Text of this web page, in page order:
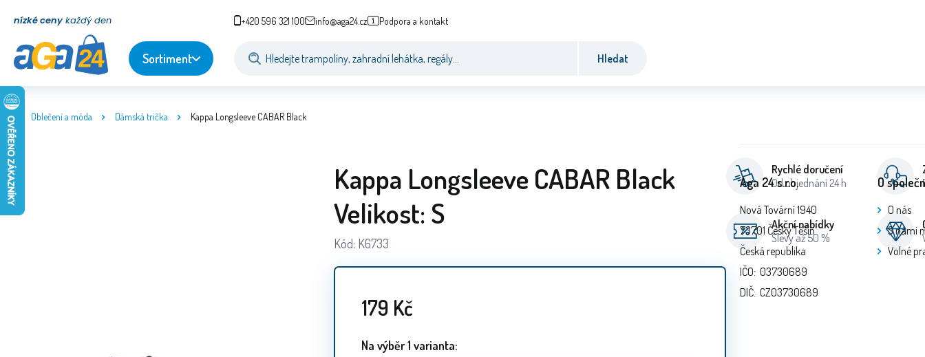
nízké ceny každý den +420 596 321 100 info@aga24.cz Podpora a kontakt
Sortiment Hledat
Oblečení a móda Dámská trička Kappa Longsleeve CABAR Black
Kappa Longsleeve CABAR Black
Velikost: S
Kód: K6733
179 Kč
Na výběr 1 varianta:
Rychlé doručení
Od objednání 24 h
Akční nabídky
Slevy až 50 %
Aga 24 s.r.o.
Nová Tovární 1940
73701 Český Těšín
Česká republika
IČO: 03730689
DIČ: CZ03730689
O
O nás
S námi
Volné